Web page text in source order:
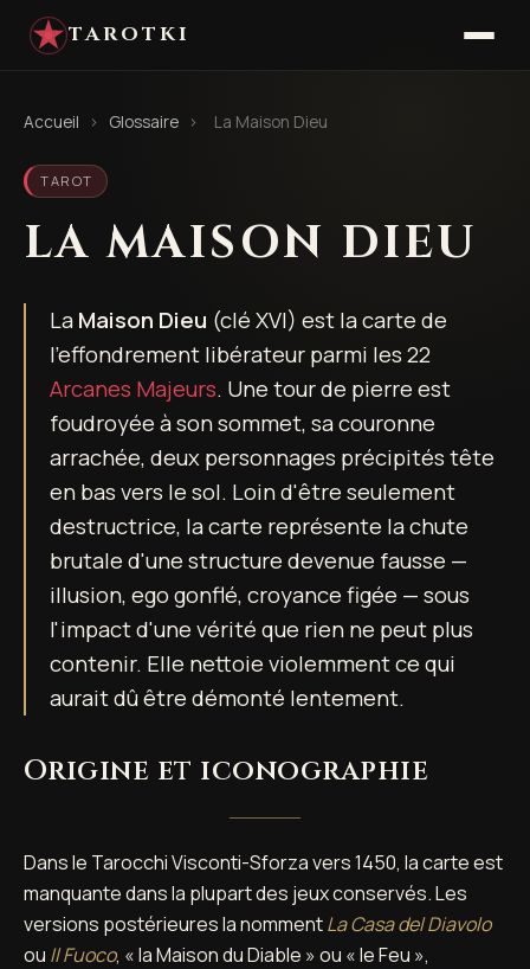
TAROTKI
Accueil › Glossaire › La Maison Dieu
TAROT
LA MAISON DIEU
LaMaison Dieu (clé XVI) est la carte de
l'effondrement libérateur parmi les 22
Arcanes Majeurs. Une tour de pierre est
foudroyée à son sommet, sa couronne
arrachée, deux personnages précipités tête
en bas vers le sol. Loin d'être seulement
destructrice, la carte représente la chute
brutale d'une structure devenue fausse —
illusion, ego gonflé, croyance figée — sous
l'impact d'une vérité que rien ne peut plus
contenir. Elle nettoie violemment ce qui
aurait dû être démonté lentement.
Origine et iconographie
Dans le Tarocchi Visconti-Sforza vers 1450, la carte est
manquante dans la plupart des jeux conservés. Les
versions postérieures la nommentLa Casa del Diavolo
ou Il Fuoco, « la Maison du Diable » ou « le Feu »,